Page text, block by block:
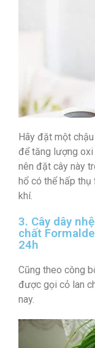
Hãy đặt một
để tăng lượng oxi
nên đặt cây này
hổ có thể hấp
khí.
3. Cây dây
chất
24h
Cũng theo công
được gọi cỏ lan
nay.